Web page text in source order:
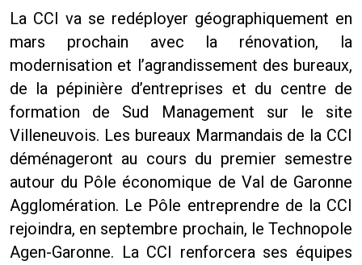
La CCI va se redéployer géographiquement en
mars prochain avec la rénovation, la
modernisation et l’agrandissement des bureaux,
de la pépinière d’entreprises et du centre de
formation de Sud Management sur le site
Villeneuvois. Les bureaux Marmandais de la CCI
déménageront au cours du premier semestre
autour du Pôle économique de Val de Garonne
Agglomération. Le Pôle entreprendre de la CCI
rejoindra, en septembre prochain, le Technopole
Agen-Garonne. La CCI renforcera ses équipes